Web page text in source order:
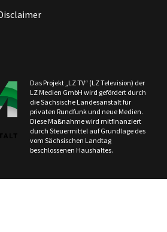
Das Projekt „LZ TV“ (LZ Television) der
LZ Medien GmbH wird gefördert durch
die Sächsische Landesanstalt für
privaten Rundfunk und neue Medien.
Diese Maßnahme wird mitfinanziert
durch Steuermittel auf Grundlage des
vom Sächsischen Landtag
beschlossenen Haushaltes.